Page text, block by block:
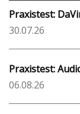
Praxistest:
30.07.26
Praxistest:
06.08.26